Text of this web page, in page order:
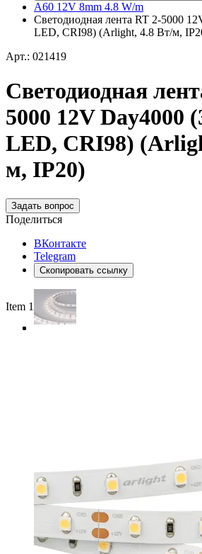
A60 12V 8mm 4.8 W/m
Светодиодная лента RT 2-5000
LED, CRI98) (Arlight, 4.8 Вт/м,
Арт.: 021419
Светодиодная
5000 12V Day4000
LED, CRI98)
м, IP20)
Задать вопрос
Поделиться
ВКонтакте
Telegram
Скопировать ссылку
Item 1 of 4